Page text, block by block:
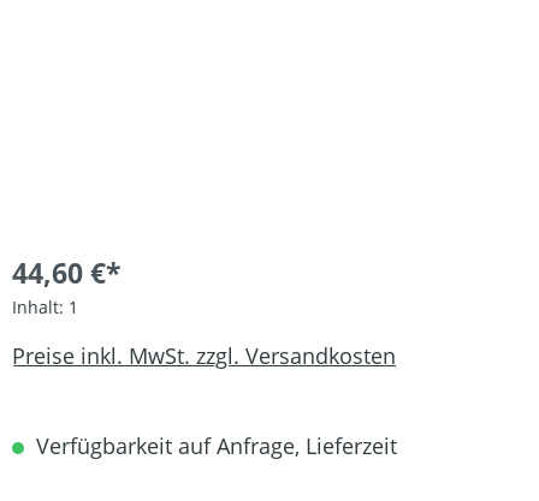
44,60 €*
Inhalt: 1
Preise inkl. MwSt. zzgl. Versandkosten
Verfügbarkeit auf Anfrage, Lieferzeit